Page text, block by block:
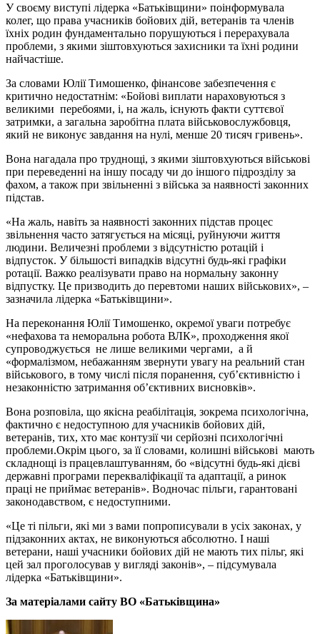
У своєму виступі лідерка «Батьківщини» поінформувала
колег, що права учасників бойових дій, ветеранів та членів
їхніх родин фундаментально порушуються і перерахувала
проблеми, з якими зіштовхуються захисники та їхні родини
найчастіше.
За словами Юлії Тимошенко, фінансове забезпечення є
критично недостатнім: «Бойові виплати нараховуються з
великими перебоями, і, на жаль, існують факти суттєвої
затримки, а загальна заробітна плата військовослужбовця,
який не виконує завдання на нулі, менше 20 тисяч гривень».
Вона нагадала про труднощі, з якими зіштовхуються військові
при переведенні на іншу посаду чи до іншого підрозділу за
фахом, а також при звільненні з війська за наявності законних
підстав.
«На жаль, навіть за наявності законних підстав процес
звільнення часто затягується на місяці, руйнуючи життя
людини. Величезні проблеми з відсутністю ротацій і
відпусток. У більшості випадків відсутні будь-які графіки
ротації. Важко реалізувати право на нормальну законну
відпустку. Це призводить до перевтоми наших військових», –
зазначила лідерка «Батьківщини».
На переконання Юлії Тимошенко, окремої уваги потребує
«нефахова та неморальна робота ВЛК», проходження якої
супроводжується не лише великими чергами, а й
«формалізмом, небажанням звернути увагу на реальний стан
військового, в тому числі після поранення, суб’єктивністю і
незаконністю затримання об’єктивних висновків».
Вона розповіла, що якісна реабілітація, зокрема психологічна,
фактично є недоступною для учасників бойових дій,
ветеранів, тих, хто має контузії чи серйозні психологічні
проблеми.Окрім цього, за її словами, колишні військові мають
складнощі із працевлаштуванням, бо «відсутні будь-які дієві
державні програми перекваліфікації та адаптації, а ринок
праці не приймає ветеранів». Водночас пільги, гарантовані
законодавством, є недоступними.
«Це ті пільги, які ми з вами попрописували в усіх законах, у
підзаконних актах, не виконуються абсолютно. І наші
ветерани, наші учасники бойових дій не мають тих пільг, які
цей зал проголосував у вигляді законів», – підсумувала
лідерка «Батьківщини».
За матеріалами сайту ВО «Батьківщина»